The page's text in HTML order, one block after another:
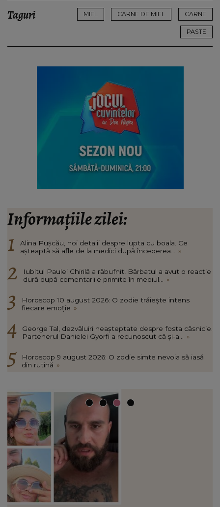
Taguri MIEL CARNE DE MIEL CARNE
PASTE
Informațiile zilei:
Alina Pușcău, noi detalii despre lupta cu boala. Ce
așteaptă să afle de la medici după începerea...
»
Iubitul Paulei Chirilă a răbufnit! Bărbatul a avut o reacție
dură după comentariile primite în mediul...
»
Horoscop 10 august 2026: O zodie trăiește intens
fiecare emoție »
George Tal, dezvăluiri neașteptate despre fosta căsnicie.
Partenerul Danielei Gyorfi a recunoscut că și-a...
»
Horoscop 9 august 2026: O zodie simte nevoia să iasă
din rutină »